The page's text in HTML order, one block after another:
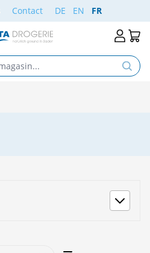
Contact DE EN FR